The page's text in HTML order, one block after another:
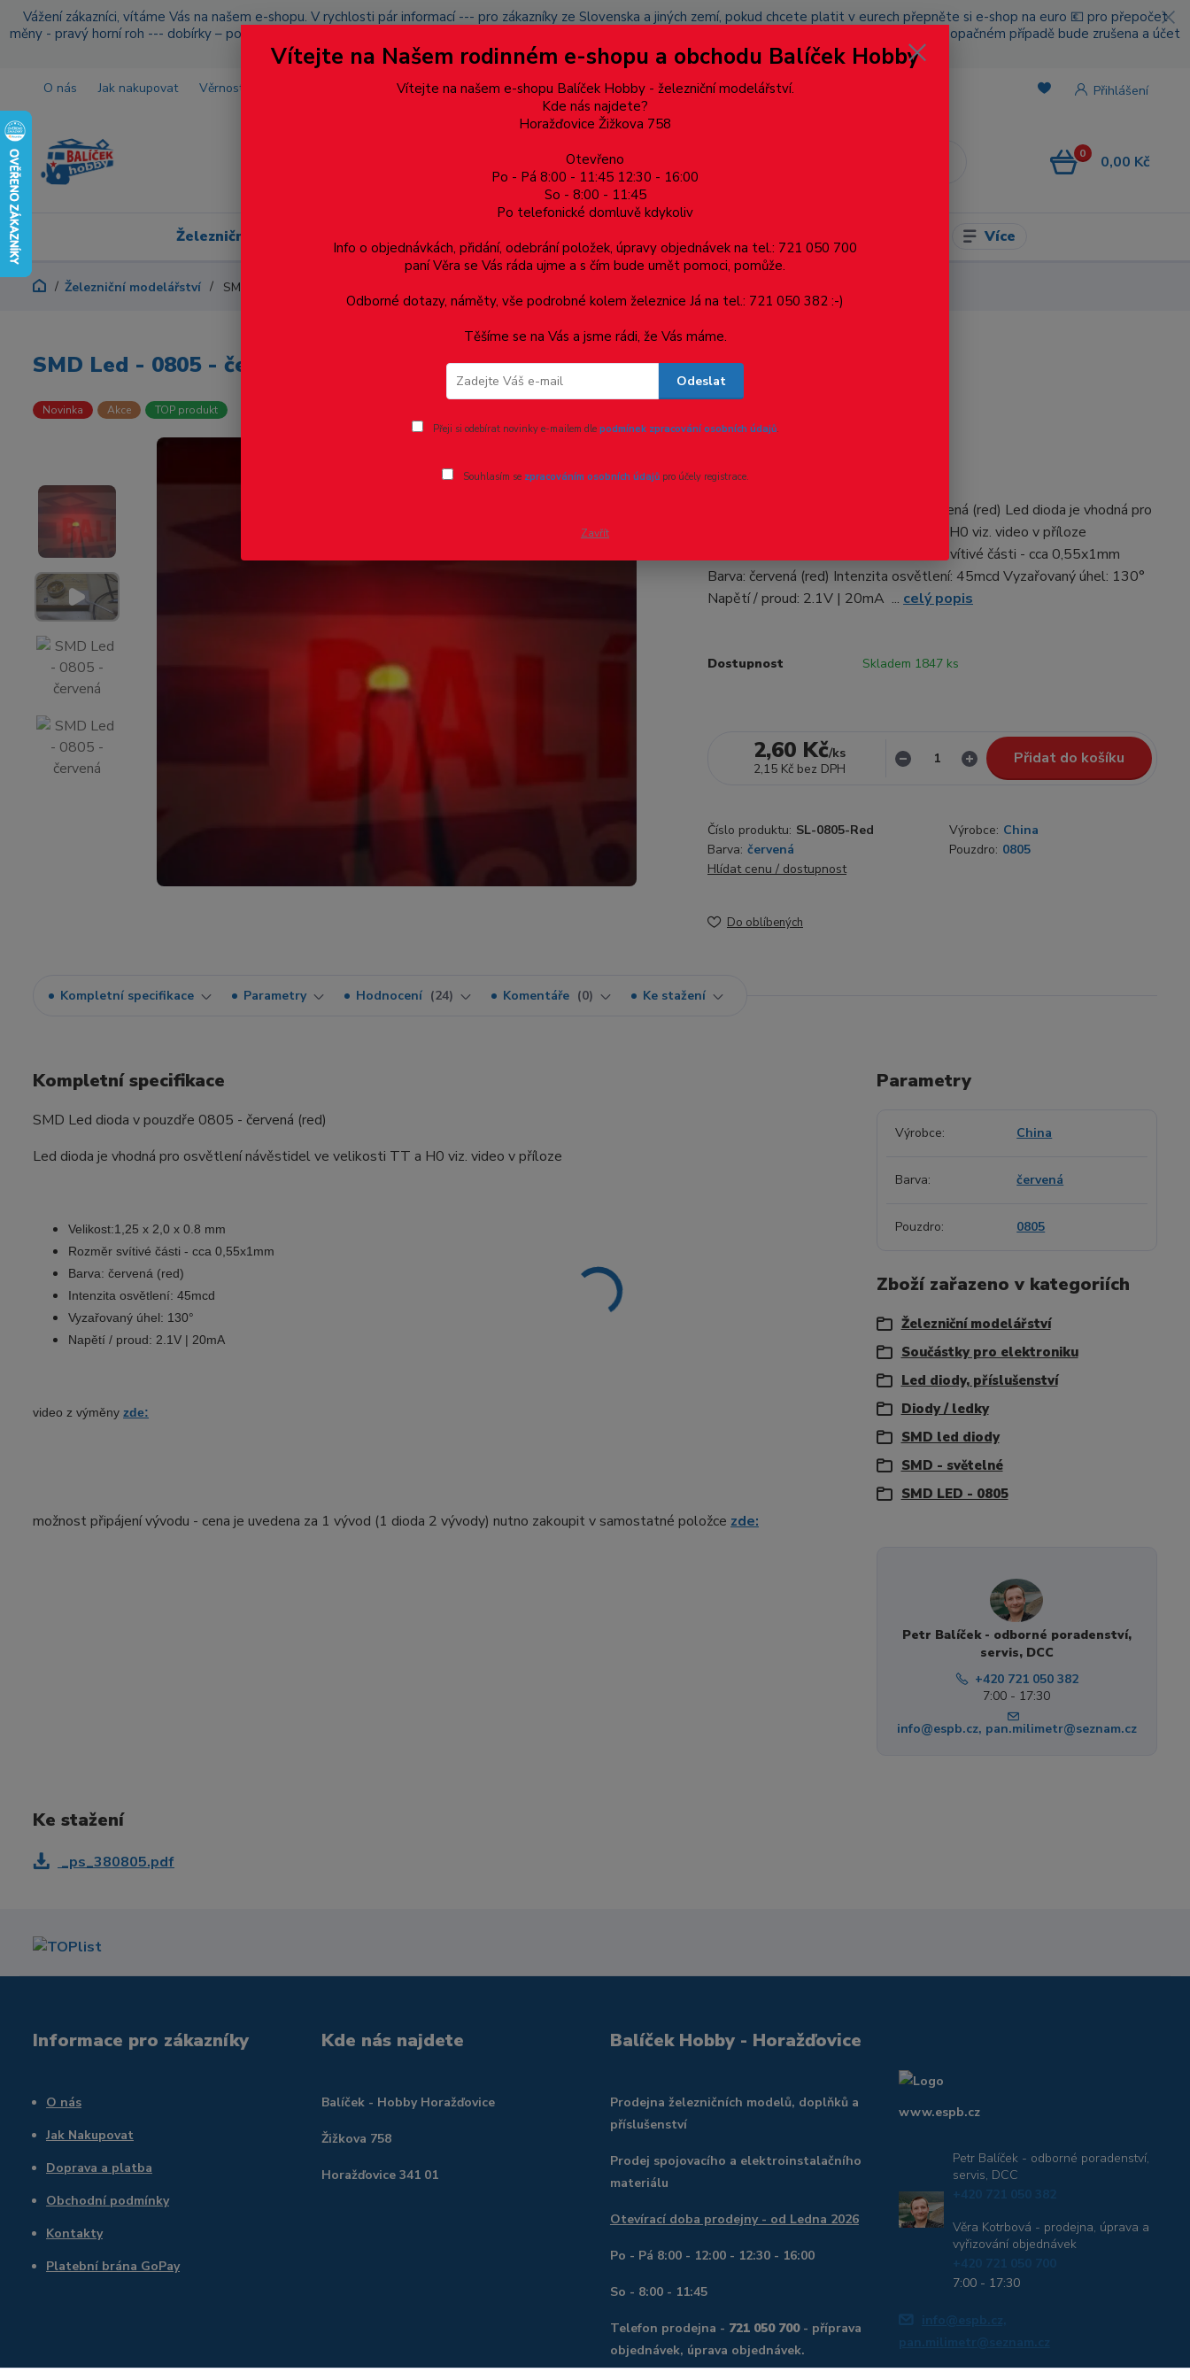
Vážení zákazníci, vítáme Vás na našem e-shopu. V rychlosti pár informací --- pro zákazníky ze Slovenska a jiných zemí, pokud chcete platit v eurech přepněte si e-shop na euro 💶 pro přepočet
měny - pravý horní roh --- dobírky – pokud si z nějakého důvodu zásilku nevyzvednete, bude po domluvě zaslána znovu s opětovnou platbou za poštovné, v opačném případě bude zrušena a účet
přidán na blacklist a rušeny následující objednávky.
O nás Jak nakupovat Věrnostní program Doprava a platba Více Přihlášení
0 0,00 Kč
Železniční modelářství Dárkové poukazy, upomínkové předměty Více
Železniční modelářství SMD Led - 0805 - červená
SMD Led - 0805 - červená
Novinka Akce TOP produkt
SMD Led dioda v pouzdře 0805 - červená (red) Led dioda je vhodná pro
osvětlení návěstidel ve velikosti TT a H0 viz. video v příloze
Velikost:1,25 x 2,0 x 0.8 mm Rozměr svítivé části - cca 0,55x1mm
Barva: červená (red) Intenzita osvětlení: 45mcd Vyzařovaný úhel: 130°
Napětí / proud: 2.1V | 20mA ... celý popis
Dostupnost Skladem 1847 ks
2,60 Kč/ks
2,15 Kč bez DPH
Přidat do košíku
Číslo produktu: SL-0805-Red Výrobce: China
Barva: červená Pouzdro: 0805
Hlídat cenu / dostupnost
Do oblíbených
Kompletní specifikace Parametry Hodnocení 24 Komentáře 0 Ke stažení
Kompletní specifikace
SMD Led dioda v pouzdře 0805 - červená (red)
Led dioda je vhodná pro osvětlení návěstidel ve velikosti TT a H0 viz. video v příloze
Velikost:1,25 x 2,0 x 0.8 mm
Rozměr svítivé části - cca 0,55x1mm
Barva: červená (red)
Intenzita osvětlení: 45mcd
Vyzařovaný úhel: 130°
Napětí / proud: 2.1V | 20mA
video z výměny zde:
možnost připájení vývodu - cena je uvedena za 1 vývod (1 dioda 2 vývody) nutno zakoupit v samostatné položce zde:
Parametry
Výrobce China
Barva červená
Pouzdro 0805
Zboží zařazeno v kategoriích
Železniční modelářství
Součástky pro elektroniku
Led diody, příslušenství
Diody / ledky
SMD led diody
SMD - světelné
SMD LED - 0805
Petr Balíček - odborné poradenství,
servis, DCC
+420 721 050 382
7:00 - 17:30
info@espb.cz, pan.milimetr@seznam.cz
Ke stažení
_ps_380805.pdf
Informace pro zákazníky
O nás
Jak Nakupovat
Doprava a platba
Obchodní podmínky
Kontakty
Platební brána GoPay
Kde nás najdete
Balíček - Hobby Horažďovice
Žižkova 758
Horažďovice 341 01
Balíček Hobby - Horažďovice
Prodejna železničních modelů, doplňků a
příslušenství
Prodej spojovacího a elektroinstalačního
materiálu
Otevírací doba prodejny - od Ledna 2026
Po - Pá 8:00 - 12:00 - 12:30 - 16:00
So - 8:00 - 11:45
Telefon prodejna - 721 050 700- příprava
objednávek, úprava objednávek.
www.espb.cz
Petr Balíček - odborné poradenství,
servis, DCC
+420 721 050 382
Věra Kotrbová - prodejna, úprava a
vyřizování objednávek
+420 721 050 700
7:00 - 17:30
info@espb.cz,
pan.milimetr@seznam.cz
Vítejte na Našem rodinném e-shopu a obchodu Balíček Hobby
Vítejte na našem e-shopu Balíček Hobby - železniční modelářství.
Kde nás najdete?
Horažďovice Žižkova 758
Otevřeno
Po - Pá 8:00 - 11:45 12:30 - 16:00
So - 8:00 - 11:45
Po telefonické domluvě kdykoliv
Info o objednávkách, přidání, odebrání položek, úpravy objednávek na tel.: 721 050 700
paní Věra se Vás ráda ujme a s čím bude umět pomoci, pomůže.
Odborné dotazy, náměty, vše podrobné kolem železnice Já na tel.: 721 050 382 :-)
Těšíme se na Vás a jsme rádi, že Vás máme.
Odeslat
Přeji si odebírat novinky e-mailem dle podmínek zpracování osobních údajů.
Souhlasím se zpracováním osobních údajůpro účely registrace.
Zavřít